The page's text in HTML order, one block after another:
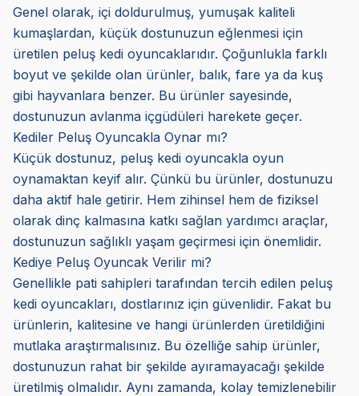
Genel olarak, içi doldurulmuş, yumuşak kaliteli
kumaşlardan, küçük dostunuzun eğlenmesi için
üretilen peluş kedi oyuncaklarıdır. Çoğunlukla farklı
boyut ve şekilde olan ürünler, balık, fare ya da kuş
gibi hayvanlara benzer. Bu ürünler sayesinde,
dostunuzun avlanma içgüdüleri harekete geçer.
Kediler Peluş Oyuncakla Oynar mı?
Küçük dostunuz, peluş kedi oyuncakla oyun
oynamaktan keyif alır. Çünkü bu ürünler, dostunuzu
daha aktif hale getirir. Hem zihinsel hem de fiziksel
olarak dinç kalmasına katkı sağlan yardımcı araçlar,
dostunuzun sağlıklı yaşam geçirmesi için önemlidir.
Kediye Peluş Oyuncak Verilir mi?
Genellikle pati sahipleri tarafından tercih edilen peluş
kedi oyuncakları, dostlarınız için güvenlidir. Fakat bu
ürünlerin, kalitesine ve hangi ürünlerden üretildiğini
mutlaka araştırmalısınız. Bu özelliğe sahip ürünler,
dostunuzun rahat bir şekilde ayıramayacağı şekilde
üretilmiş olmalıdır. Aynı zamanda, kolay temizlenebilir